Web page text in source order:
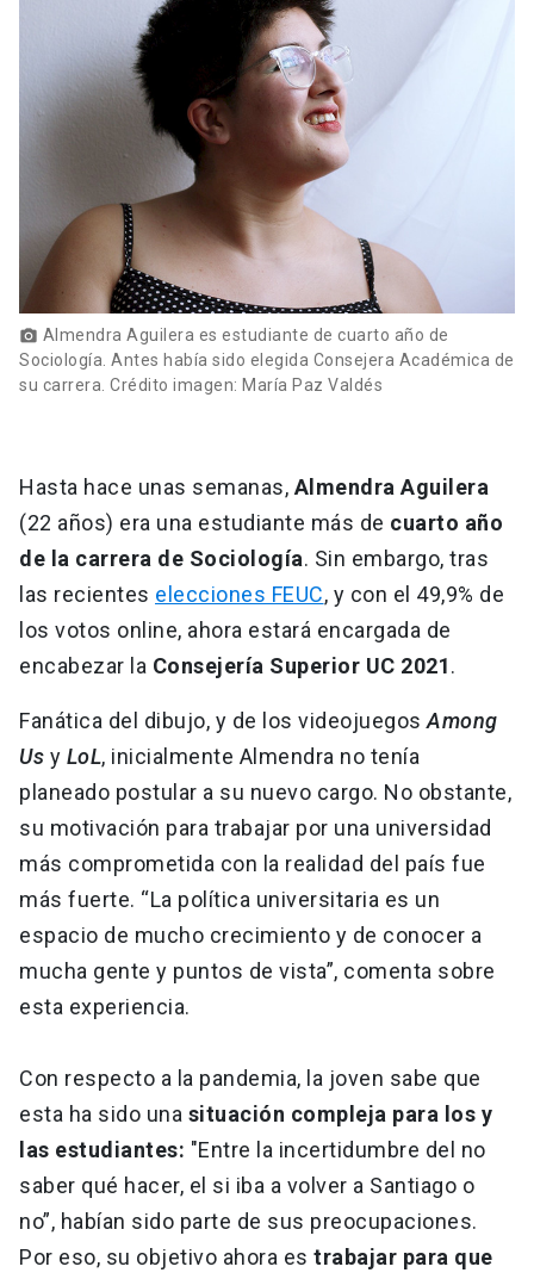
Padres y familia
Vecinos launch
launch
Medios Biblioteca launch
Donaciones launch
photo_camera Almendra Aguilera es estudiante de cuarto año de
Sociología. Antes había sido elegida Consejera Académica de
su carrera. Crédito imagen: María Paz Valdés
Hasta hace unas semanas, Almendra Aguilera
(22 años) era una estudiante más de cuarto año
de la carrera de Sociología. Sin embargo, tras
las recientes elecciones FEUC, y con el 49,9% de
los votos online, ahora estará encargada de
encabezar la Consejería Superior UC 2021.
Fanática del dibujo, y de los videojuegos Among
Us y LoL, inicialmente Almendra no tenía
planeado postular a su nuevo cargo. No obstante,
su motivación para trabajar por una universidad
más comprometida con la realidad del país fue
más fuerte. “La política universitaria es un
espacio de mucho crecimiento y de conocer a
mucha gente y puntos de vista”, comenta sobre
esta experiencia.
Con respecto a la pandemia, la joven sabe que
esta ha sido una situación compleja para los y
las estudiantes: "Entre la incertidumbre del no
saber qué hacer, el si iba a volver a Santiago o
no”, habían sido parte de sus preocupaciones.
Por eso, su objetivo ahora es trabajar para que